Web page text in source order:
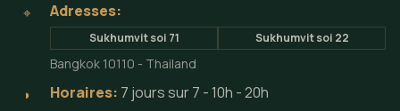
⌖ Adresses:
Sukhumvit soi 71 Sukhumvit soi 22
Bangkok 10110 - Thailand
◗ Horaires: 7 jours sur 7 - 10h - 20h